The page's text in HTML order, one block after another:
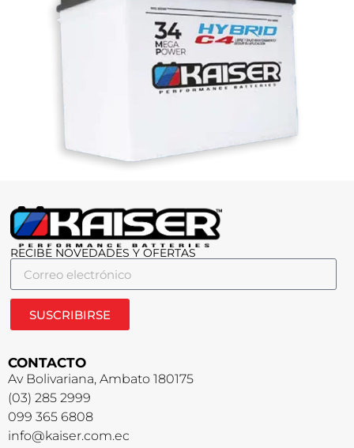
RECIBE NOVEDADES Y OFERTAS
SUSCRIBIRSE
CONTACTO
Av Bolivariana, Ambato 180175
(03) 285 2999
099 365 6808
info@kaiser.com.ec